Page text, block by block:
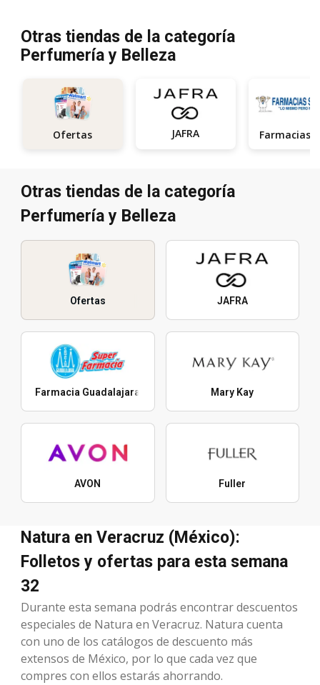
Otras tiendas de la categoría
Perfumería y Belleza
Ofertas JAFRA
Otras tiendas de la categoría
Perfumería y Belleza
Ofertas JAFRA
Farmacia Guadalajara Mary Kay
AVON Fuller
Natura en Veracruz (México):
Folletos y ofertas para esta semana
32
Durante esta semana podrás encontrar descuentos
especiales de Natura en Veracruz. Natura cuenta
con uno de los catálogos de descuento más
extensos de México, por lo que cada vez que
compres con ellos estarás ahorrando.